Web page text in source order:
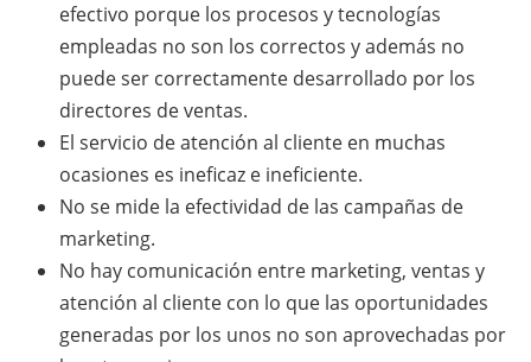
efectivo porque los procesos y tecnologías
empleadas no son los correctos y además no
puede ser correctamente desarrollado por los
directores de ventas.
El servicio de atención al cliente en muchas
ocasiones es ineficaz e ineficiente.
No se mide la efectividad de las campañas de
marketing.
No hay comunicación entre marketing, ventas y
atención al cliente con lo que las oportunidades
generadas por los unos no son aprovechadas por